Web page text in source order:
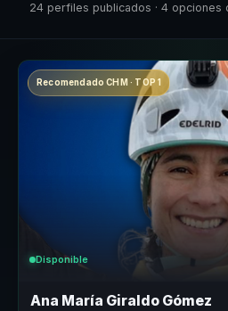
24 perfiles publicados · 4 opciones
Recomendado CHM · TOP 1
Disponible
Ana María Giraldo Gómez